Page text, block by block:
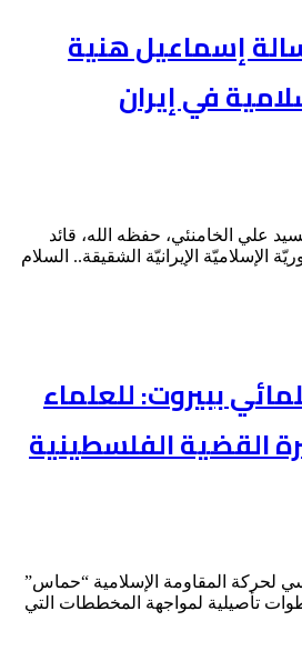
إسماعيل هنية
في إيران
علي الخامنئي، حفظه الله، قائد
الإسلاميّة الإيرانيّة الشقيقة.. السلام
ببيروت: للعلماء
القضية الفلسطينية
لحركة المقاومة الإسلامية “حماس”
تأصيلية لمواجهة المخططات التي